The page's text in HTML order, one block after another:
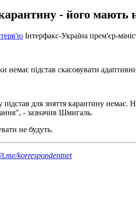
- його
Інтерфакс-Україна прем'єр-
підстав скасовувати
для зняття карантину
- зазначив Шмигаль.
не будуть.
korrespondentnet